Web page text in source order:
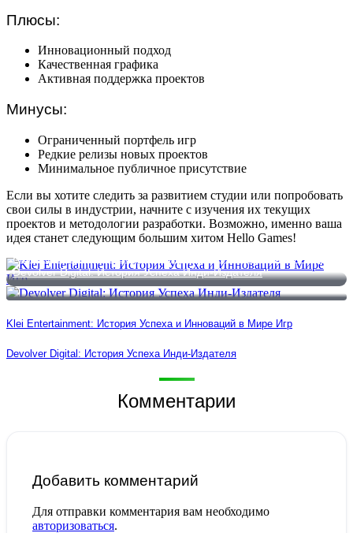
Плюсы:
Инновационный подход
Качественная графика
Активная поддержка проектов
Минусы:
Ограниченный портфель игр
Редкие релизы новых проектов
Минимальное публичное присутствие
Если вы хотите следить за развитием студии или попробовать
свои силы в индустрии, начните с изучения их текущих
проектов и методологии разработки. Возможно, именно ваша
идея станет следующим большим хитом Hello Games!
Klei Entertainment: История Успеха и Инноваций в Мире Игр
Devolver Digital: История Успеха Инди-Издателя
Klei Entertainment: История Успеха и Инноваций в Мире Игр
Devolver Digital: История Успеха Инди-Издателя
Комментарии
Добавить комментарий
Для отправки комментария вам необходимо
авторизоваться.